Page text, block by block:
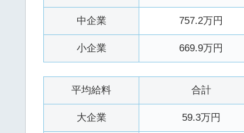
中企業 757.2万円
小企業 669.9万円
平均給料 合計
大企業 59.3万円